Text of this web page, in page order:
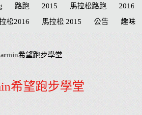
路跑 2015 馬拉松路跑
2016
松2016 馬拉松 2015 公告
趣味
線 公益路跑
哆啦a夢 健達 Doraemon
希望跑步學堂
希望跑步學堂